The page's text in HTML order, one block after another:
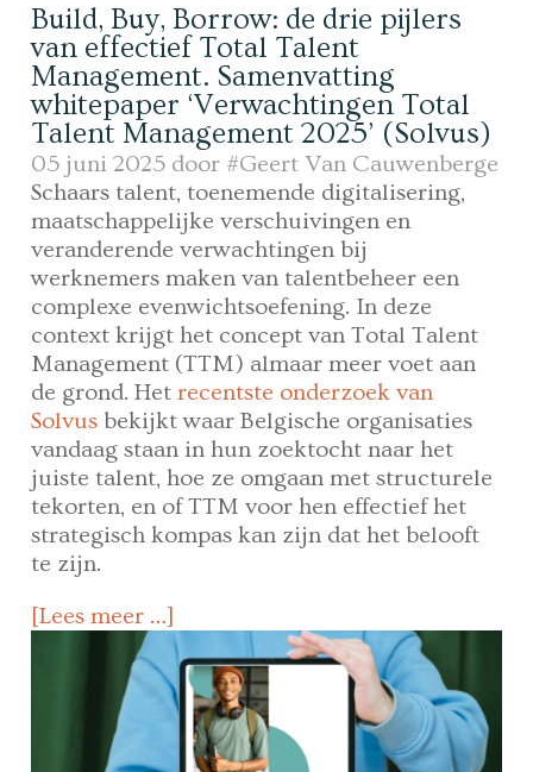
Build, Buy, Borrow: de drie pijlers
van effectief Total Talent
Management. Samenvatting
whitepaper ‘Verwachtingen Total
Talent Management 2025’ (Solvus)
05 juni 2025 door #Geert Van Cauwenberge
Schaars talent, toenemende digitalisering,
maatschappelijke verschuivingen en
veranderende verwachtingen bij
werknemers maken van talentbeheer een
complexe evenwichtsoefening. In deze
context krijgt het concept van Total Talent
Management (TTM) almaar meer voet aan
de grond. Hetrecentste onderzoek van
Solvus bekijkt waar Belgische organisaties
vandaag staan in hun zoektocht naar het
juiste talent, hoe ze omgaan met structurele
tekorten, en of TTM voor hen effectief het
strategisch kompas kan zijn dat het belooft
te zijn.
[Lees meer …]